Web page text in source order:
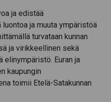
ja edistää
ja muuta ympäristöä
turvataan kunnan
ja virikkeellinen sekä
Euran ja
kaupungin
toimii Etelä-Satakunnan